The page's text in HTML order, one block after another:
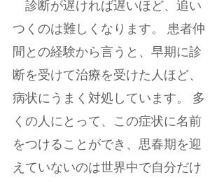
診断が遅ければ遅いほど、追い
つくのは難しくなります。 患者仲
間との経験から言うと、早期に診
断を受けて治療を受けた人ほど、
病状にうまく対処しています。 多
くの人にとって、この症状に名前
をつけることができ、思春期を迎
えていないのは世界中で自分だけ